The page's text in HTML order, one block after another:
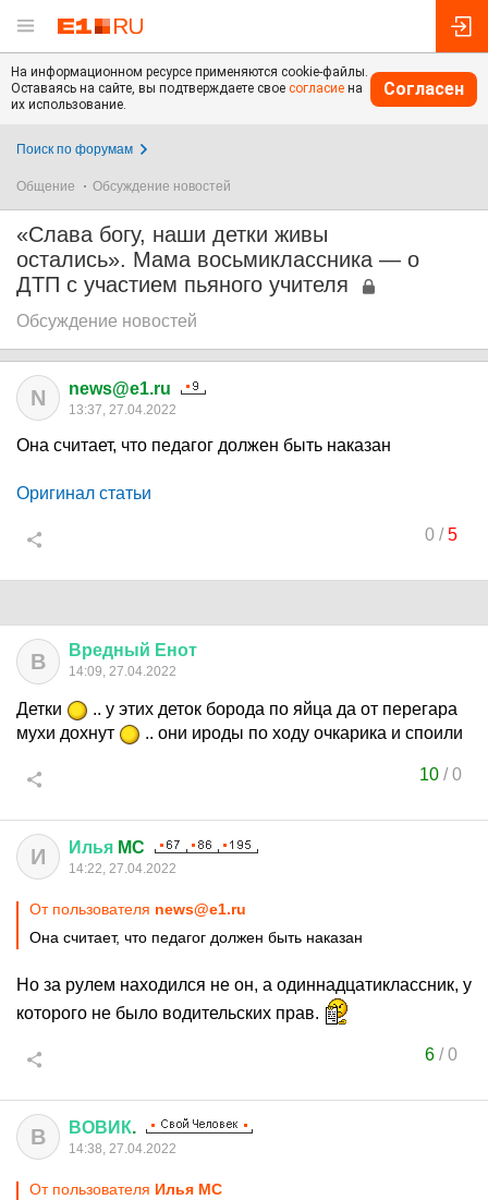
На информационном ресурсе применяются cookie-файлы.
Оставаясь на сайте, вы подтверждаете свое согласие на
их использование.
Согласен
Поиск по форумам
Общение Обсуждение новостей
«Слава богу, наши детки живы
остались». Мама восьмиклассника — о
ДТП с участием пьяного учителя
Обсуждение новостей
N news@e1.ru
13:37, 27.04.2022
Она считает, что педагог должен быть наказан
Оригинал статьи
0/5
В Вредный Енот
14:09, 27.04.2022
Детки
.. у этих деток борода по яйца да от перегара
мухи дохнут
.. они ироды по ходу очкарика и споили
10 /0
И Илья MC
14:22, 27.04.2022
От пользователя news@e1.ru
Она считает, что педагог должен быть наказан
Но за рулем находился не он, а одиннадцатиклассник, у
которого не было водительских прав.
6/0
В ВОВИК.
14:38, 27.04.2022
От пользователя Илья MC